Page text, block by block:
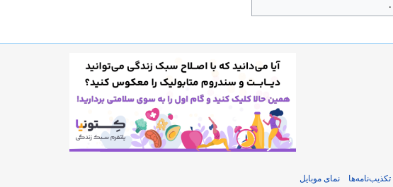
۰
تکذیب‌نامه‌ها نمای موبایل